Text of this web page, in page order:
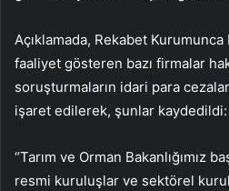
Açıklamada, Rekabet
faaliyet gösteren bazı firmalar
soruşturmaların idari para
işaret edilerek, şunlar kaydedildi:
“Tarım ve Orman Bakanlığımız
resmi kuruluşlar ve sektörel